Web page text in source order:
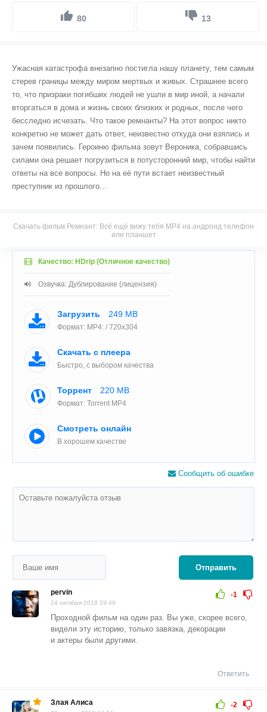
80 13
Ужасная катастрофа внезапно постигла нашу планету, тем самым
стерев границы между миром мертвых и живых. Страшнее всего
то, что призраки погибших людей не ушли в мир иной, а начали
вторгаться в дома и жизнь своих близких и родных, после чего
бесследно исчезать. Что такое ремнанты? На этот вопрос никто
конкретно не может дать ответ, неизвестно откуда они взялись и
зачем появились. Героиню фильма зовут Вероника, собравшись
силами она решает погрузиться в потусторонний мир, чтобы найти
ответы на все вопросы. Но на её пути встает неизвестный
преступник из прошлого...
Скачать фильм Ремнант: Всё ещё вижу тебя MP4 на андроид телефон
или планшет
Качество: HDrip (Отличное качество)
Озвучка: Дублирование (лицензия)
Загрузить 249 MB
Формат: MP4: / 720x304
Скачать с плеера
Быстро, с выбором качества
Торрент 220 MB
Формат: Torrent MP4
Смотреть онлайн
В хорошем качестве
Сообщить об ошибке
Отправить
-1
pervin
24 октября 2019 19:49
Проходной фильм на один раз. Вы уже, скорее всего,
видели эту историю, только завязка, декорации
и актеры были другими.
Ответить
-2
Злая Алиса